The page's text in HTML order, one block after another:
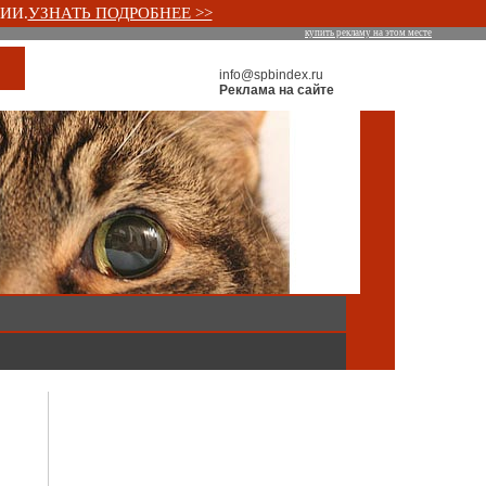
УЗНАТЬ ПОДРОБНЕЕ >>
купить рекламу на этом месте
info@spbindex.ru
Реклама на сайте